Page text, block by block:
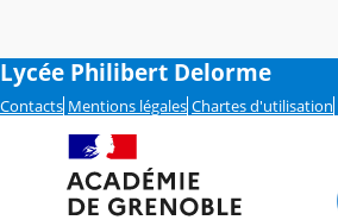
Lycée Philibert Delorme
Contacts Mentions légales Chartes d'utilisation